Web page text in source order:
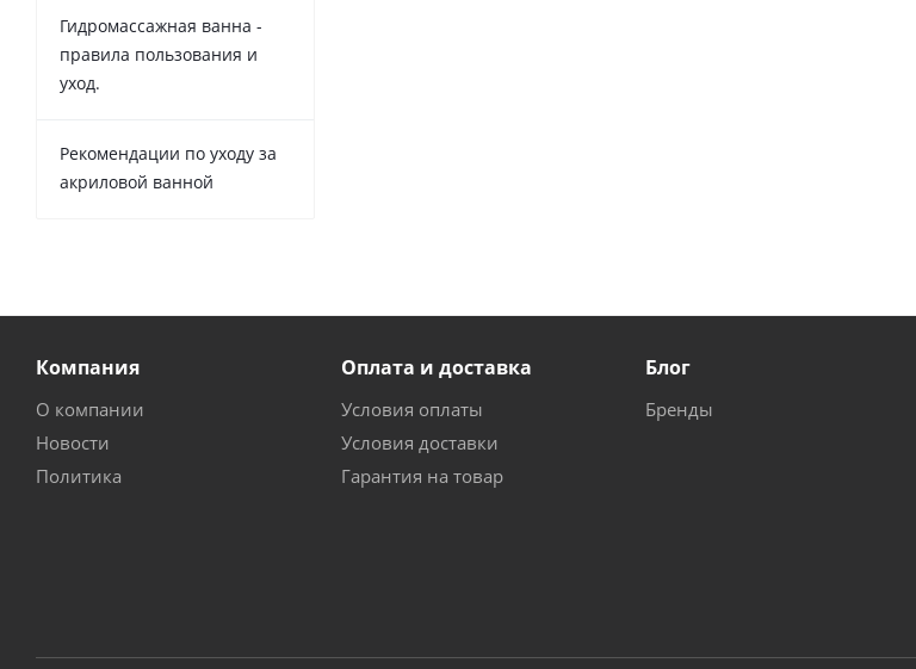
Гидромассажная ванна -
правила пользования и
уход.
Рекомендации по уходу за
акриловой ванной
Компания
О компании
Новости
Политика
Оплата и доставка
Условия оплаты
Условия доставки
Гарантия на товар
Блог
Бренды